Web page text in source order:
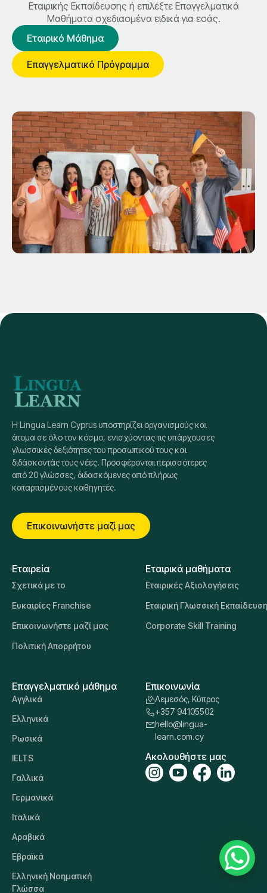
Εταιρικής Εκπαίδευσης ή επιλέξτε Επαγγελματικά
Μαθήματα σχεδιασμένα ειδικά για εσάς.
Εταιρικό Μάθημα
Επαγγελματικό Πρόγραμμα
Η Lingua Learn Cyprus υποστηρίζει οργανισμούς και
άτομα σε όλο τον κόσμο, ενισχύοντας τις υπάρχουσες
γλωσσικές δεξιότητες του προσωπικού τους και
διδάσκοντάς τους νέες. Προσφέρονται περισσότερες
από 20 γλώσσες, διδασκόμενες από πλήρως
καταρτισμένους καθηγητές.
Επικοινωνήστε μαζί μας
Εταιρεία
Σχετικά με το
Ευκαιρίες Franchise
Επικοινωνήστε μαζί μας
Πολιτική Απορρήτου
Εταιρικά μαθήματα
Εταιρικές Αξιολογήσεις
Εταιρική Γλωσσική Εκπαίδευση
Corporate Skill Training
Επαγγελματικό μάθημα
Αγγλικά
Ελληνικά
Ρωσικά
IELTS
Γαλλικά
Γερμανικά
Ιταλικά
Αραβικά
Εβραϊκά
Ελληνική Νοηματική
Γλώσσα
Επικοινωνία
Λεμεσός, Κύπρος
+357 94105502
hello@lingua-
learn.com.cy
Ακολουθήστε μας